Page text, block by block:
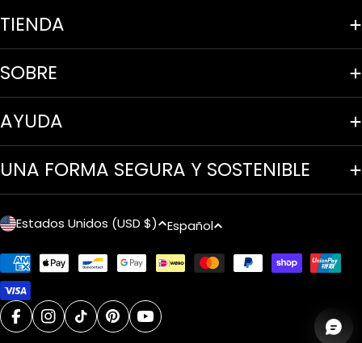
TIENDA
SOBRE
AYUDA
UNA FORMA SEGURA Y SOSTENIBLE
P
a
í
s
Estados Unidos (USD $)
I
d
Español
Métodos
de
pago
facebookinstagram
tiktokpinterestyoutube